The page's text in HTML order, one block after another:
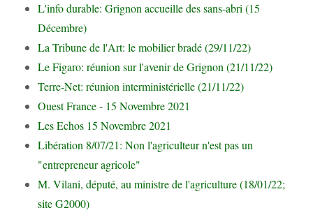
L'info durable: Grignon accueille des sans-abri (15
Décembre)
La Tribune de l'Art: le mobilier bradé (29/11/22)
Le Figaro: réunion sur l'avenir de Grignon (21/11/22)
Terre-Net: réunion interministérielle (21/11/22)
Ouest France - 15 Novembre 2021
Les Echos 15 Novembre 2021
Libération 8/07/21: Non l'agriculteur n'est pas un
"entrepreneur agricole"
M. Vilani, député, au ministre de l'agriculture (18/01/22;
site G2000)